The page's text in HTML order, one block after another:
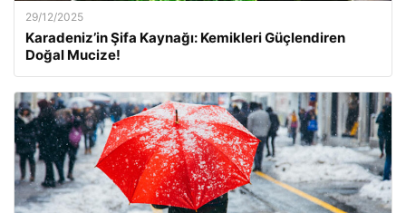
29/12/2025
Karadeniz’in Şifa Kaynağı: Kemikleri Güçlendiren
Doğal Mucize!